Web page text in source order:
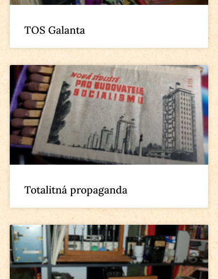
TOS Galanta
Totalitná propaganda